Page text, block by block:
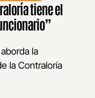
tiene el
la
la Contraloría